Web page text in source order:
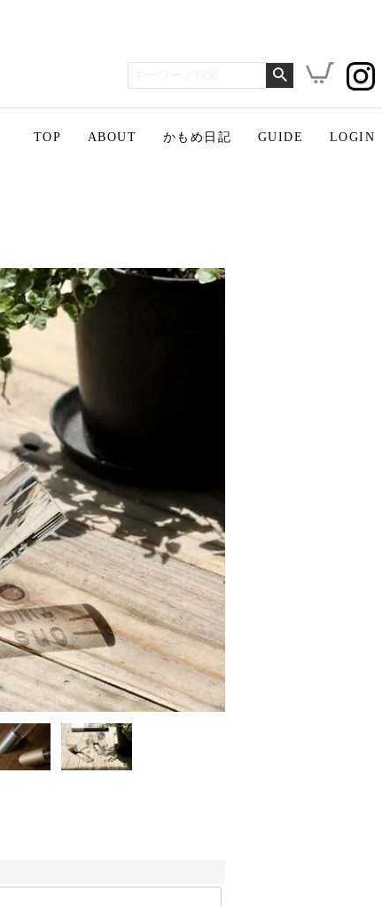
TOP ABOUT かもめ日記 GUIDE LOGIN